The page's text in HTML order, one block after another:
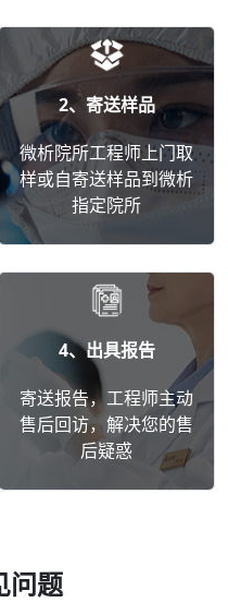
2、寄送样品
微析院所工程师上门取
样或自寄送样品到微析
指定院所
4、出具报告
寄送报告，工程师主动
售后回访，解决您的售
后疑惑
问题